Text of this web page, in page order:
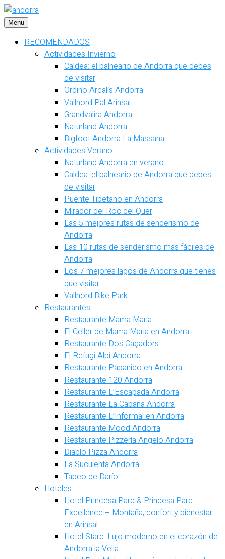
Saltar
alMenu
RECOMENDADOS
Actividades Invierno
Caldea: el balneario de Andorra que debes
de visitar
Ordino Arcalís Andorra
Vallnord Pal Arinsal
Grandvalira Andorra
Naturland Andorra
Bigfoot Andorra La Massana
Actividades Verano
Naturland Andorra en verano
Caldea: el balneario de Andorra que debes
de visitar
Puente Tibetano en Andorra
Mirador del Roc del Quer
Las 5 mejores rutas de senderismo de
Andorra
Las 10 rutas de senderismo más fáciles de
Andorra
Los 7 mejores lagos de Andorra que tienes
que visitar
Vallnord Bike Park
Restaurantes
Restaurante Mama Maria
El Celler de Mama Maria en Andorra
Restaurante Dos Caçadors
El Refugi Alpi Andorra
Restaurante Papanico en Andorra
Restaurante 120 Andorra
Restaurante L’Escapada Andorra
Restaurante La Cabana Andorra
Restaurante L’Informal en Andorra
Restaurante Mood Andorra
Restaurante Pizzería Angelo Andorra
Diablo Pizza Andorra
La Suculenta Andorra
Tapeo de Darío
Hoteles
Hotel Princesa Parc & Princesa Parc
Excellence – Montaña, confort y bienestar
en Arinsal
Hotel Starc: Lujo moderno en el corazón de
Andorra la Vella